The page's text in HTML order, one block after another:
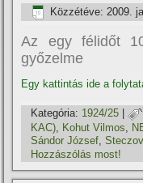
Közzétéve: 2009.
Az egy félidőt
győzelme
Egy kattintás ide a
Kategória: 1924/25 |
KAC), Kohut Vilmos,
Sándor József ,
Hozzászólás most!